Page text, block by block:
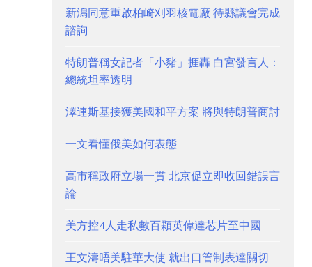
新潟同意重啟柏崎刈羽核電廠 待縣議會完成
諮詢
特朗普稱女記者「小豬」捱轟 白宮發言人：
總統坦率透明
澤連斯基接獲美國和平方案 將與特朗普商討
一文看懂俄美如何表態
高市稱政府立場一貫 北京促立即收回錯誤言
論
美方控4人走私數百顆英偉達芯片至中國
王文濤晤美駐華大使 就出口管制表達關切